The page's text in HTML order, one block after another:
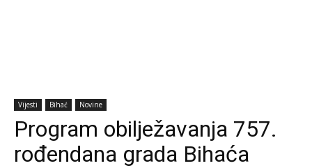
Vijesti Bihać Novine
Program obilježavanja 757.
rođendana grada Bihaća